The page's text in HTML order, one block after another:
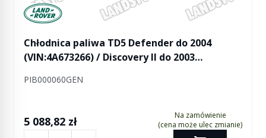
Manufactured by Land rover
Chłodnica paliwa TD5 Defender do 2004
(VIN:4A673266) / Discovery II do 2003
PIB000060GEN
5 088,82 zł
Na zamówienie
(cena może ulec zmianie)